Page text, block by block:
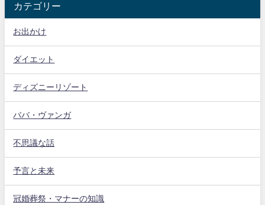
カテゴリー
お出かけ
ダイエット
ディズニーリゾート
ババ・ヴァンガ
不思議な話
予言と未来
冠婚葬祭・マナーの知識